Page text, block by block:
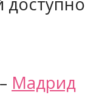
– Мадрид